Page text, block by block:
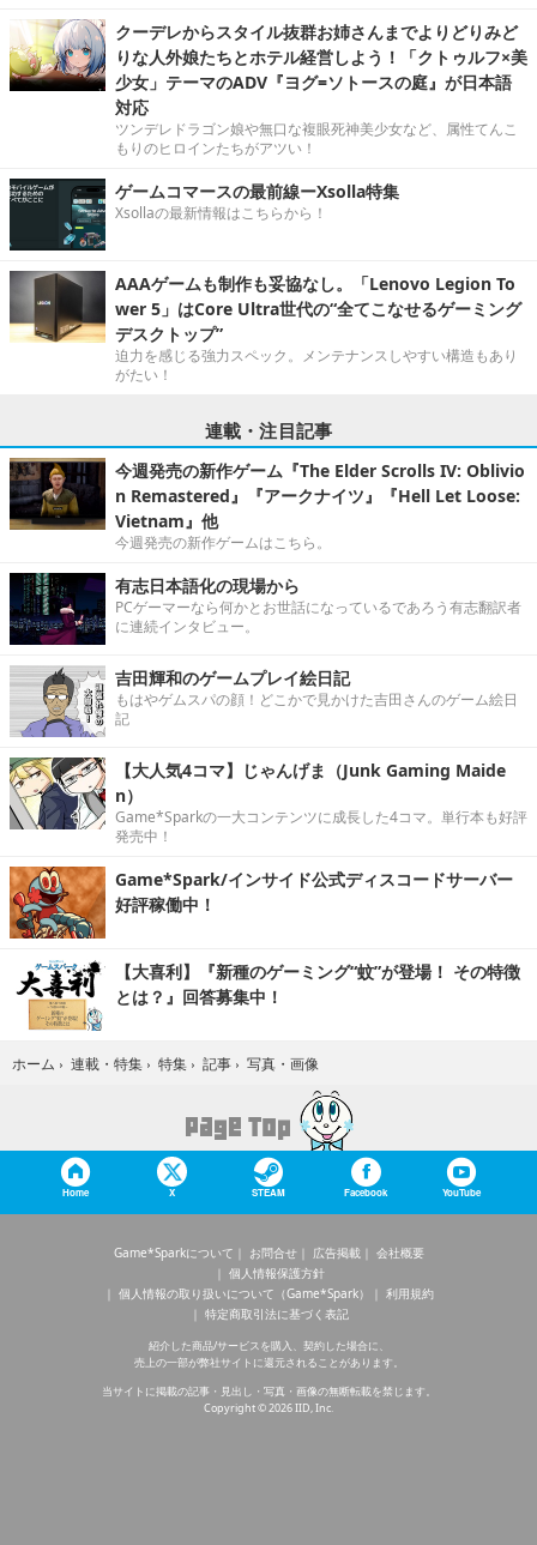
クーデレからスタイル抜群お姉さんまでよりどりみど
りな人外娘たちとホテル経営しよう！「クトゥルフ×美
少女」テーマのADV『ヨグ=ソトースの庭』が日本語
対応
ツンデレドラゴン娘や無口な複眼死神美少女など、属性てんこ
もりのヒロインたちがアツい！
ゲームコマースの最前線ーXsolla特集
Xsollaの最新情報はこちらから！
AAAゲームも制作も妥協なし。「Lenovo Legion To
wer 5」はCore Ultra世代の“全てこなせるゲーミング
デスクトップ”
迫力を感じる強力スペック。メンテナンスしやすい構造もあり
がたい！
連載・注目記事
今週発売の新作ゲーム『The Elder Scrolls IV: Oblivio
n Remastered』『アークナイツ』『Hell Let Loose:
Vietnam』他
今週発売の新作ゲームはこちら。
有志日本語化の現場から
PCゲーマーなら何かとお世話になっているであろう有志翻訳者
に連続インタビュー。
吉田輝和のゲームプレイ絵日記
もはやゲムスパの顔！どこかで見かけた吉田さんのゲーム絵日
記
【大人気4コマ】じゃんげま（Junk Gaming Maide
n）
Game*Sparkの一大コンテンツに成長した4コマ。単行本も好評
発売中！
Game*Spark/インサイド公式ディスコードサーバー
好評稼働中！
【大喜利】『新種のゲーミング“蚊”が登場！ その特徴
とは？』回答募集中！
ホーム › 連載・特集 › 特集 › 記事 › 写真・画像
Home X STEAM Facebook YouTube
Game*Sparkについて お問合せ 広告掲載
会社概要
個人情報保護方針
個人情報の取り扱いについて（Game*Spark）
利用規約
特定商取引法に基づく表記
紹介した商品/サービスを購入、契約した場合に、
売上の一部が弊社サイトに還元されることがあります。
当サイトに掲載の記事・見出し・写真・画像の無断転載を禁じます。
Copyright © 2026 IID, Inc.